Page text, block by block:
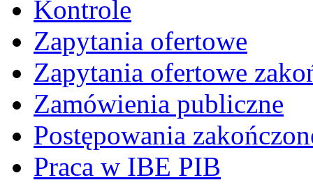
Kontrole
Zapytania ofertowe
Zapytania ofertowe
Zamówienia publiczne
Postępowania
Praca w IBE PIB